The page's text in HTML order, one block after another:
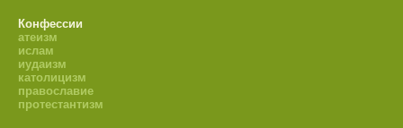
Конфессии
атеизм
ислам
иудаизм
католицизм
православие
протестантизм